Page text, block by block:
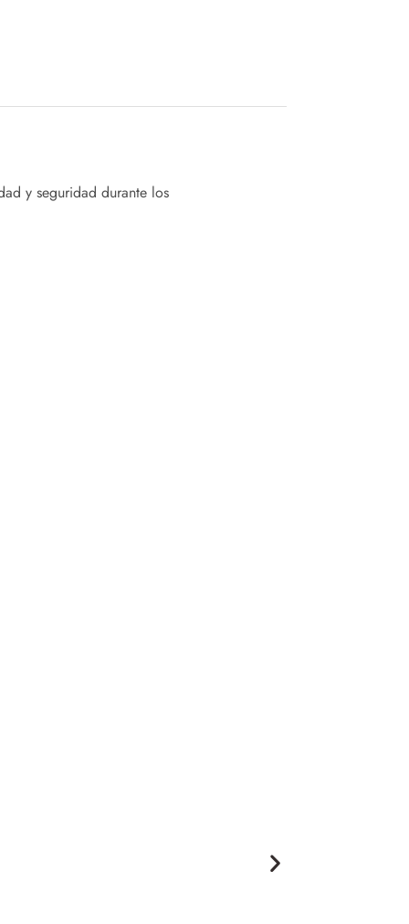
y seguridad durante los